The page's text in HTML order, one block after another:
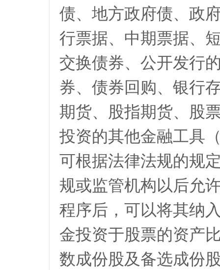
债、地方政府债、政
行票据、中期票据、
交换债券、公开发行
券、债券回购、银行
期货、股指期货、股
投资的其他金融工具
可根据法律法规的规
规或监管机构以后允
程序后，可以将其纳
金投资于股票的资产
数成份股及备选成份